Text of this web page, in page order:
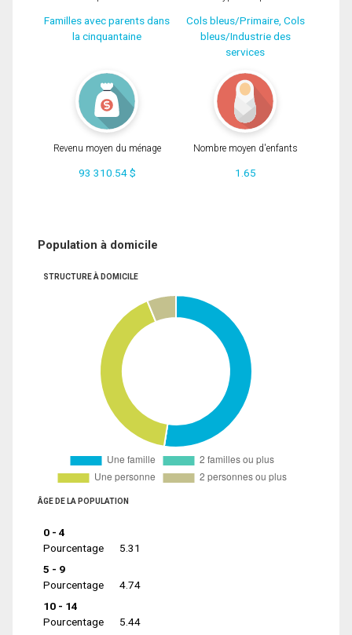
Familles avec parents dans
la cinquantaine
Cols bleus/Primaire, Cols
bleus/Industrie des
services
Revenu moyen du ménage
93 310.54 $
Nombre moyen d'enfants
1.65
Population à domicile
STRUCTURE À DOMICILE
ÂGE DE LA POPULATION
0 - 4
Pourcentage
5.31
5 - 9
Pourcentage
4.74
10 - 14
Pourcentage
5.44